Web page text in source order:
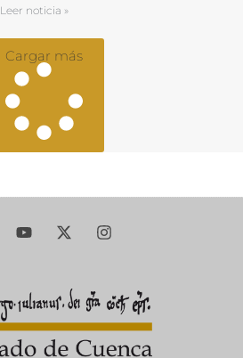
Leer noticia »
Cargar más